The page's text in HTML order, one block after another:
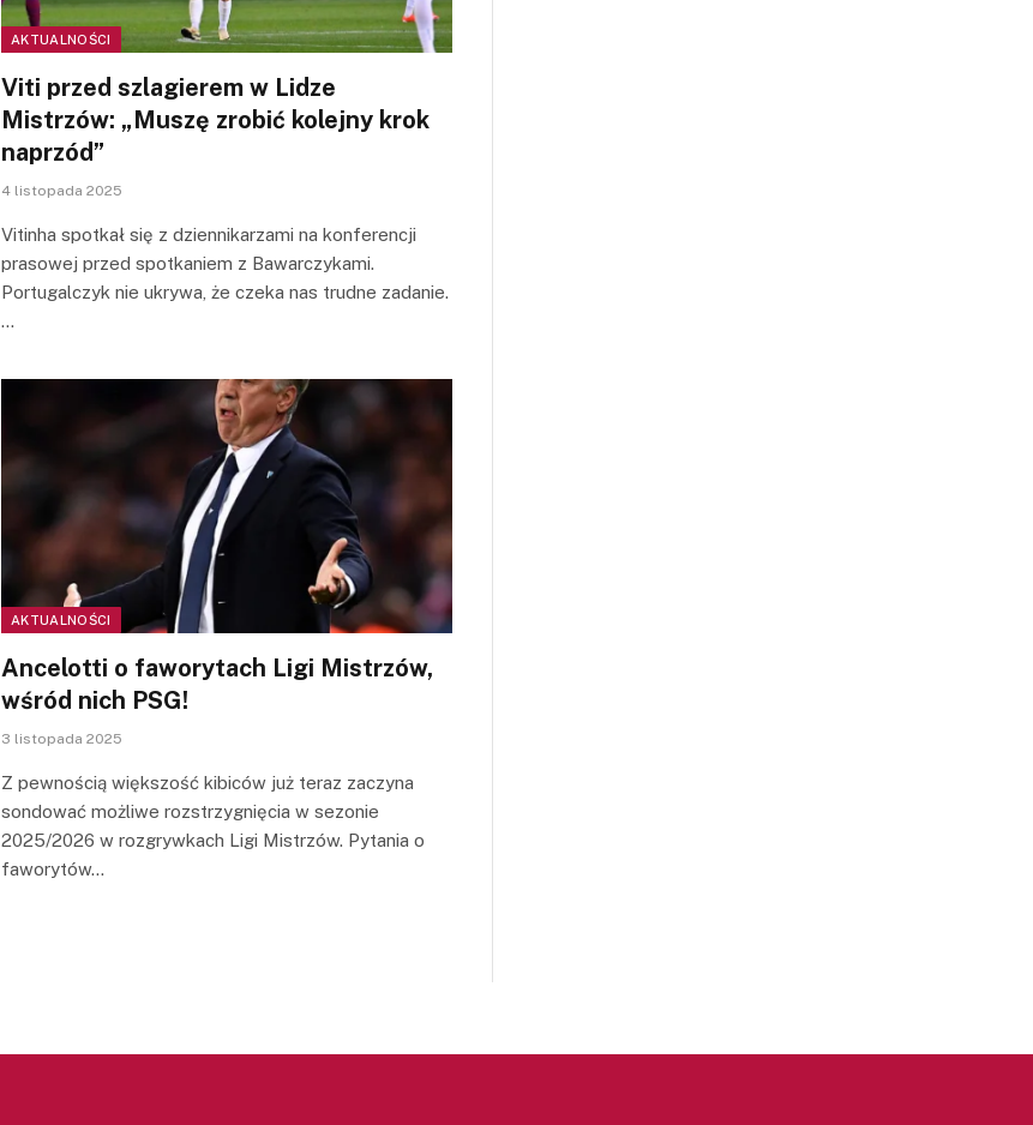
AKTUALNOŚCI
Viti przed szlagierem w Lidze
Mistrzów: „Muszę zrobić kolejny krok
naprzód”
4 listopada 2025
Vitinha spotkał się z dziennikarzami na konferencji
prasowej przed spotkaniem z Bawarczykami.
Portugalczyk nie ukrywa, że czeka nas trudne zadanie.
…
AKTUALNOŚCI
Ancelotti o faworytach Ligi Mistrzów,
wśród nich PSG!
3 listopada 2025
Z pewnością większość kibiców już teraz zaczyna
sondować możliwe rozstrzygnięcia w sezonie
2025/2026 w rozgrywkach Ligi Mistrzów. Pytania o
faworytów…